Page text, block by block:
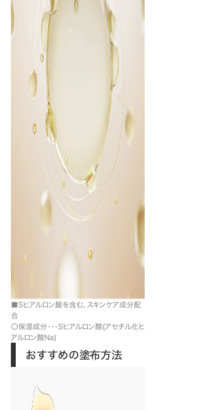
■Sヒアルロン酸を含む、スキンケア成分配
合
〇保湿成分・・・Sヒアルロン酸(アセチル化ヒ
アルロン酸Na)
おすすめの塗布方法